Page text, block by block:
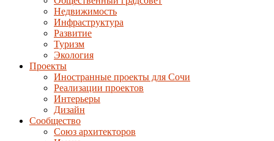
Недвижимость
Инфраструктура
Развитие
Туризм
Экология
Проекты
Иностранные проекты для Сочи
Реализации проектов
Интерьеры
Дизайн
Сообщество
Союз архитекторов